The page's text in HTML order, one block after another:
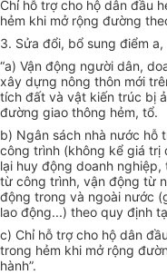
Chỉ hỗ trợ cho hộ dân đầu
hẻm khi mở rộng đường
3. Sửa đổi, bổ sung điểm
“a) Vận động người dân,
xây dựng nông thôn mới
tích đất và vật kiến trúc bị
đường giao thông hẻm, tổ.
b) Ngân sách nhà nước hỗ
công trình (không kể giá trị
lại huy động doanh
từ công trình, vận động từ
động trong và ngoài nước
lao động...) theo quy định
c) Chỉ hỗ trợ cho hộ dân
trong hẻm khi mở rộng
hành”.